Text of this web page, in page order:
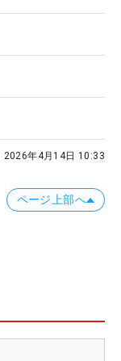
2026年4月14日 10:33
ページ上部へ